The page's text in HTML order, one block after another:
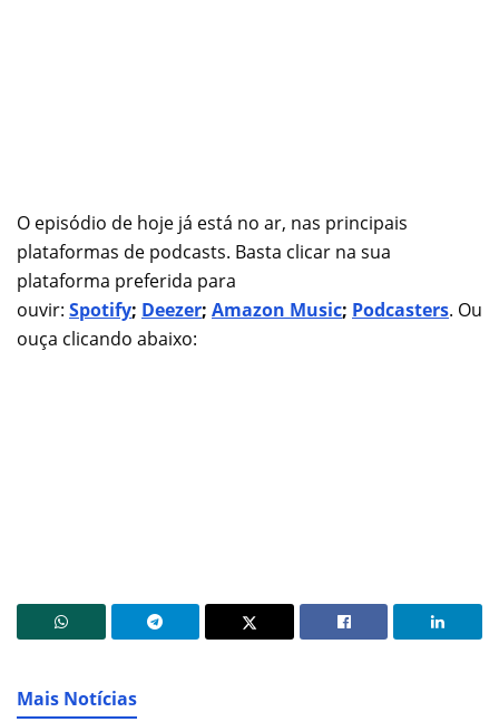
O episódio de hoje já está no ar, nas principais
plataformas de podcasts. Basta clicar na sua
plataforma preferida para
ouvir: Spotify; Deezer; Amazon Music; Podcasters. Ou
ouça clicando abaixo:
Mais Notícias